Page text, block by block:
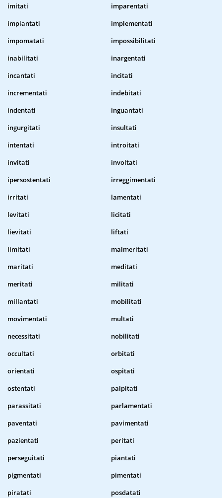
imitati
imparentati
impiantati
implementati
impomatati
impossibilitati
inabilitati
inargentati
incantati
incitati
incrementati
indebitati
indentati
inguantati
ingurgitati
insultati
intentati
introitati
invitati
involtati
ipersostentati
irreggimentati
irritati
lamentati
levitati
licitati
lievitati
liftati
limitati
malmeritati
maritati
meditati
meritati
militati
millantati
mobilitati
movimentati
multati
necessitati
nobilitati
occultati
orbitati
orientati
ospitati
ostentati
palpitati
parassitati
parlamentati
paventati
pavimentati
pazientati
peritati
perseguitati
piantati
pigmentati
pimentati
piratati
posdatati